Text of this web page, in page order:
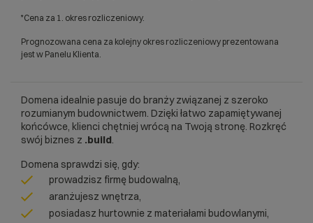
*Cena za 1. okres rozliczeniowy.
Prognozowana cena za kolejny okres rozliczeniowy prezentowana
jest w Panelu Klienta.
Domena idealnie pasuje do branży związanej z szeroko
rozumianym budownictwem. Dzięki łatwo zapamiętywanej
końcówce, klienci chętniej wrócą na Twoją stronę. Rozkręć
swój biznes z .build.
Domena sprawdzi się, gdy:
prowadzisz firmę budowalną,
aranżujesz wnętrza,
posiadasz hurtownie z materiałami budowlanymi,